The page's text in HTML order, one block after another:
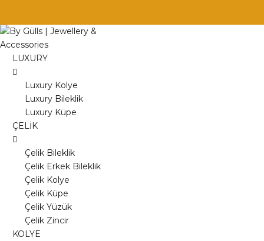
Skip
to
content
LUXURY
Luxury Kolye
Luxury Bileklik
Luxury Küpe
ÇELİK
Çelik Bileklik
Çelik Erkek Bileklik
Çelik Kolye
Çelik Küpe
Çelik Yüzük
Çelik Zincir
KOLYE